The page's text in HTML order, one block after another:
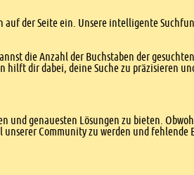
auf der Seite ein. Unsere intelligente
die Anzahl der Buchstaben der
dir dabei, deine Suche zu präzisieren
genauesten Lösungen zu bieten.
Community zu werden und